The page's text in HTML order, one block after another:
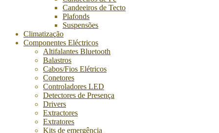
Candeeiros de Tecto
Plafonds
Suspensões
Climatização
Componentes Eléctricos
Altifalantes Bluetooth
Balastros
Cabos/Fios Elétricos
Conetores
Controladores LED
Detectores de Presença
Drivers
Extractores
Extratores
Kits de emergência